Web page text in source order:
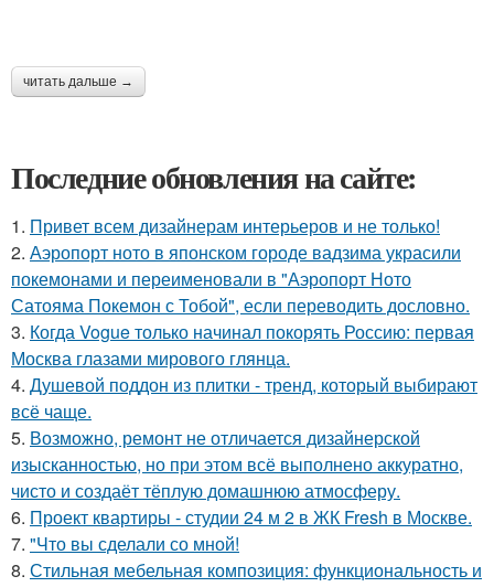
читать дальше →
Последние обновления на сайте:
1. Привет всем дизайнерам интерьеров и не только!
2. Аэропорт ното в японском городе вадзима украсили
покемонами и переименовали в "Аэропорт Ното
Сатояма Покемон с Тобой", если переводить дословно.
3. Когда Vogue только начинал покорять Россию: первая
Москва глазами мирового глянца.
4. Душевой поддон из плитки - тренд, который выбирают
всё чаще.
5. Возможно, ремонт не отличается дизайнерской
изысканностью, но при этом всё выполнено аккуратно,
чисто и создаёт тёплую домашнюю атмосферу.
6. Проект квартиры - студии 24 м 2 в ЖК Fresh в Москве.
7. "Что вы сделали со мной!
8. Стильная мебельная композиция: функциональность и